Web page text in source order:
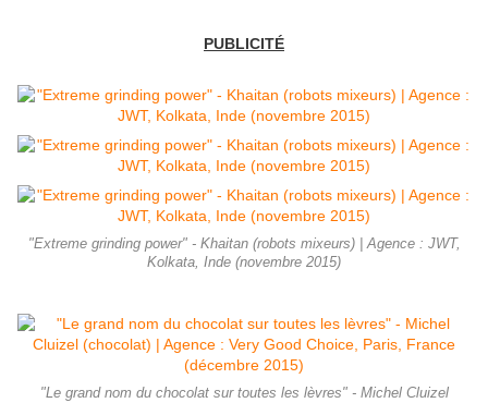
PUBLICITÉ
"Extreme grinding power" - Khaitan (robots mixeurs) | Agence : JWT,
Kolkata, Inde (novembre 2015)
"Le grand nom du chocolat sur toutes les lèvres" - Michel Cluizel